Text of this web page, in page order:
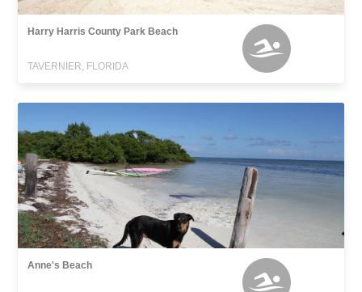
Harry Harris County Park Beach
TAVERNIER, FLORIDA
Anne's Beach